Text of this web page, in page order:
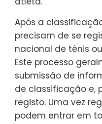
Após a
precisam de se
nacional de ténis
Este processo
submissão de
de classificação e,
registo. Uma vez
podem entrar em